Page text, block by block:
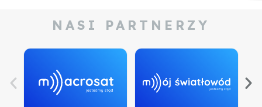
NASI PARTNERZY